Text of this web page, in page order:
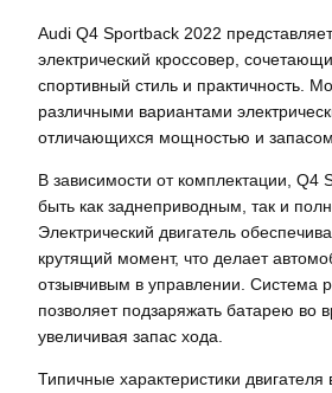
Audi Q4 Sportback 2022
электрический кроссовер,
спортивный стиль и практичность.
различными вариантами
отличающихся мощностью и запасом
В зависимости от комплектации, Q4
быть как заднеприводным, так и
Электрический двигатель
крутящий момент, что делает
отзывчивым в управлении. Система
позволяет подзаряжать батарею во
увеличивая запас хода.
Типичные характеристики